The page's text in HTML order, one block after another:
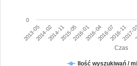
Czas
Ilość wyszukiwań /
2013-052014-022014-112015-052016-012016-042016-072016-11
0